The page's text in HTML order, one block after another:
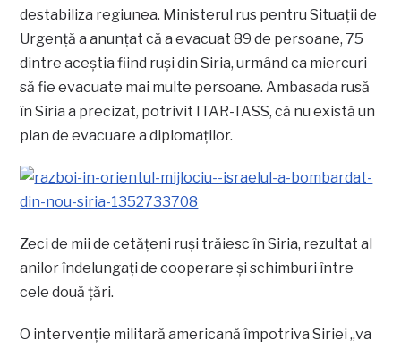
destabiliza regiunea. Ministerul rus pentru Situaţii de
Urgenţă a anunţat că a evacuat 89 de persoane, 75
dintre aceştia fiind ruşi din Siria, urmând ca miercuri
să fie evacuate mai multe persoane. Ambasada rusă
în Siria a precizat, potrivit ITAR-TASS, că nu există un
plan de evacuare a diplomaţilor.
Zeci de mii de cetăţeni ruşi trăiesc în Siria, rezultat al
anilor îndelungaţi de cooperare şi schimburi între
cele două ţări.
O intervenţie militară americană împotriva Siriei „va